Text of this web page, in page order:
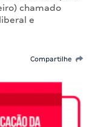
chamado
e
Compartilhe